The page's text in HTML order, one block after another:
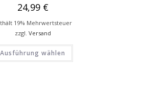
24,99 €
19% Mehrwertsteuer
zzgl. Versand
Ausführung wählen